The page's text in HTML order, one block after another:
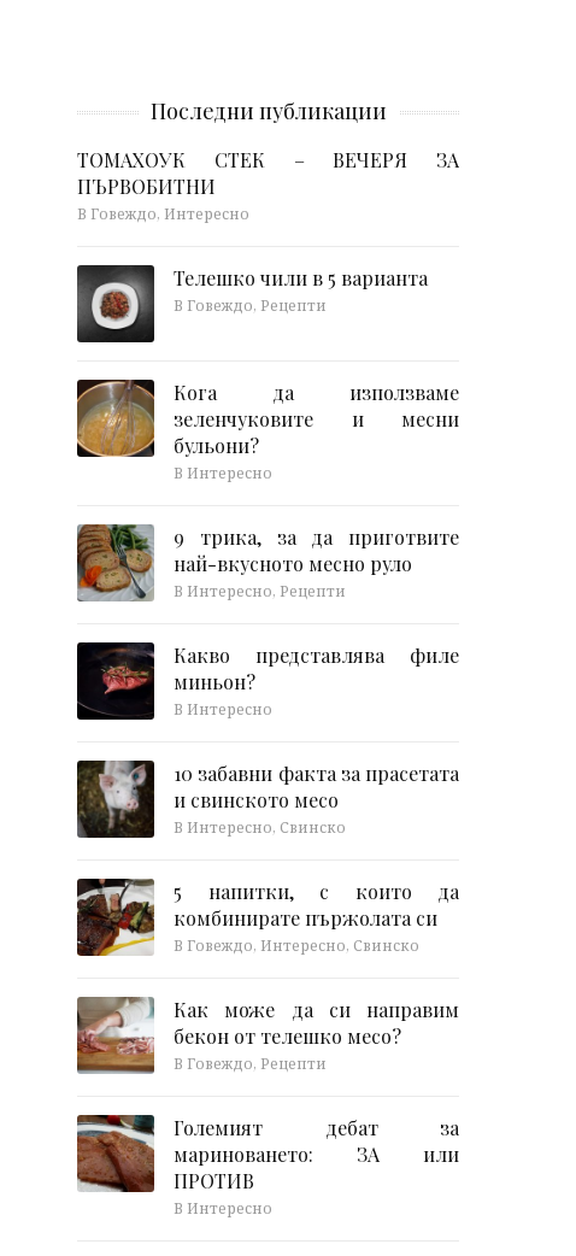
Последни публикации
ТОМАХОУК СТЕК – ВЕЧЕРЯ ЗА
ПЪРВОБИТНИ
В Говеждо, Интересно
Телешко чили в 5 варианта
В Говеждо, Рецепти
Кога да използваме
зеленчуковите и месни
бульони?
В Интересно
9 трика, за да приготвите
най-вкусното месно руло
В Интересно, Рецепти
Какво представлява филе
миньон?
В Интересно
10 забавни факта за прасетата
и свинското месо
В Интересно, Свинско
5 напитки, с които да
комбинирате пържолата си
В Говеждо, Интересно, Свинско
Как може да си направим
бекон от телешко месо?
В Говеждо, Рецепти
Големият дебат за
мариноването: ЗА или
ПРОТИВ
В Интересно